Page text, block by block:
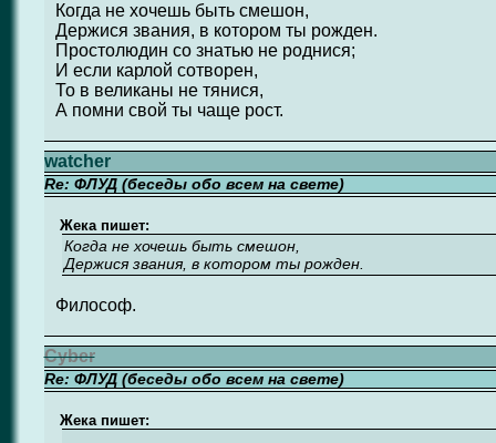
Когда не хочешь быть смешон,
Держися звания, в котором ты рожден.
Простолюдин со знатью не роднися;
И если карлой сотворен,
То в великаны не тянися,
А помни свой ты чаще рост.
watcher
Re: ФЛУД (беседы обо всем на свете)
Жека пишет:
Когда не хочешь быть смешон,
Держися звания, в котором ты рожден.
Философ.
Cyber
Re: ФЛУД (беседы обо всем на свете)
Жека пишет: